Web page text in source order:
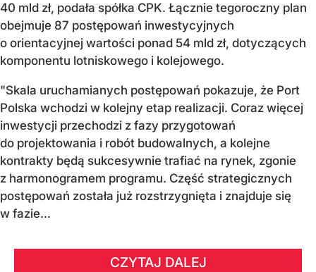
40 mld zł, podała spółka CPK. Łącznie tegoroczny plan
obejmuje 87 postępowań inwestycyjnych
o orientacyjnej wartości ponad 54 mld zł, dotyczących
komponentu lotniskowego i kolejowego.
"Skala uruchamianych postępowań pokazuje, że Port
Polska wchodzi w kolejny etap realizacji. Coraz więcej
inwestycji przechodzi z fazy przygotowań
do projektowania i robót budowalnych, a kolejne
kontrakty będą sukcesywnie trafiać na rynek, zgonie
z harmonogramem programu. Część strategicznych
postępowań została już rozstrzygnięta i znajduje się
w fazie...
CZYTAJ DALEJ